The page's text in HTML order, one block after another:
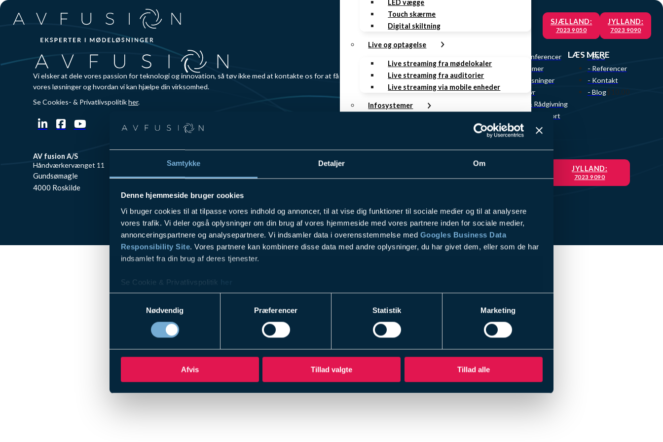
Samtykke Detaljer Om
Denne hjemmeside bruger cookies
Vi bruger cookies til at tilpasse vores indhold og annoncer, til at vise dig funktioner til sociale medier og til at analysere
vores trafik. Vi deler også oplysninger om din brug af vores hjemmeside med vores partnere inden for sociale medier,
annonceringspartnere og analysepartnere. Vi indsamler data i overensstemmelse med Googles Business Data
Responsibility Site. Vores partnere kan kombinere disse data med andre oplysninger, du har givet dem, eller som de har
indsamlet fra din brug af deres tjenester.
Se Cookie & Privatlivspolitik
Nødvendig
Præferencer Statistik Marketing
Afvis Tillad valgte Tillad alle
LED vægge
Touch skærme
Digital skiltning
Live og optagelse
Live streaming fra mødelokaler
Live streaming fra auditorier
Live streaming via mobile enheder
Infosystemer
Infoskærme
AV as a Service
Videokonference Service
Skærme Service
AV udstyr
Design & Rådgivning
SKI 02.70 indkøbsaftale
Profilbrochure
SJÆLLAND:
7023 9050
JYLLAND:
7023 9090
Vi elsker at dele vores passion for teknologi og innovation, så tøv ikke med at kontakte os for at få høre mere om
vores løsninger og hvordan vi kan hjælpe din virksomhed.
Se Cookies- & Privatlivspolitikher.
- Videokonferencer
- Lydsystemer
- Skærmløsninger
- AV udstyr
- Design & Rådgivning
- Service & Support
LÆS MERE
- ESG
- Referencer
- Kontakt
- Blog$10.00
AV fusion A/S
Håndværkervænget 11
Gundsømagle
4000 Roskilde
8520 Lystrup 7023 9050
JYLLAND:
7023 9090